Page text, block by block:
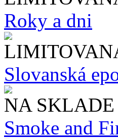
Roky a dni
Slo​vanská
NA SKLADE
Smoke and